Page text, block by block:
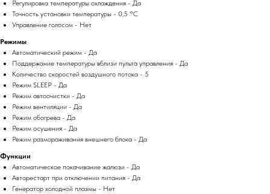
Регулировка температуры охлаждения - Да
Точность установки температуры - 0,5 °С
Управление голосом - Нет
Режимы
Автоматический режим - Да
Поддержание температуры вблизи пульта управления - Да
Количество скоростей воздушного потока - 5
Режим SLEEP - Да
Режим автоочистки - Да
Режим вентиляции - Да
Режим обогрева - Да
Режим осушения - Да
Режим размораживания внешнего блока - Да
Функции
Автоматическое покачивание жалюзи - Да
Авторестарт при отключении питания - Да
Генератор холодной плазмы - Нет